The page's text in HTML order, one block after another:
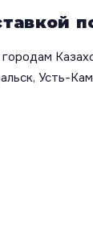
Усть-